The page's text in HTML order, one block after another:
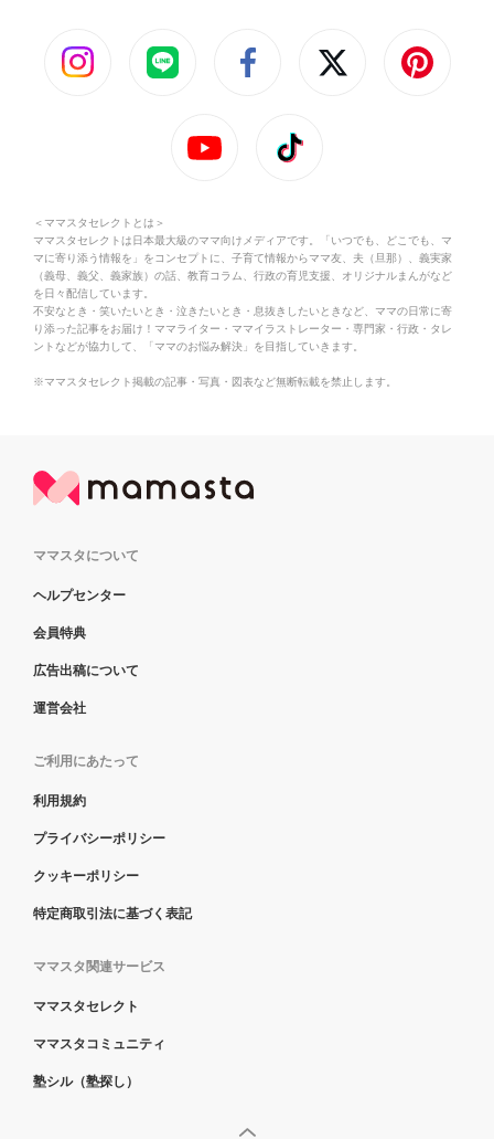
＜ママスタセレクトとは＞
ママスタセレクトは日本最大級のママ向けメディアです。「いつでも、どこでも、マ
マに寄り添う情報を」をコンセプトに、子育て情報からママ友、夫（旦那）、義実家
（義母、義父、義家族）の話、教育コラム、行政の育児支援、オリジナルまんがなど
を日々配信しています。
不安なとき・笑いたいとき・泣きたいとき・息抜きしたいときなど、ママの日常に寄
り添った記事をお届け！ママライター・ママイラストレーター・専門家・行政・タレ
ントなどが協力して、「ママのお悩み解決」を目指していきます。
※ママスタセレクト掲載の記事・写真・図表など無断転載を禁止します。
ママスタについて
ヘルプセンター
会員特典
広告出稿について
運営会社
ご利用にあたって
利用規約
プライバシーポリシー
クッキーポリシー
特定商取引法に基づく表記
ママスタ関連サービス
ママスタセレクト
ママスタコミュニティ
塾シル（塾探し）